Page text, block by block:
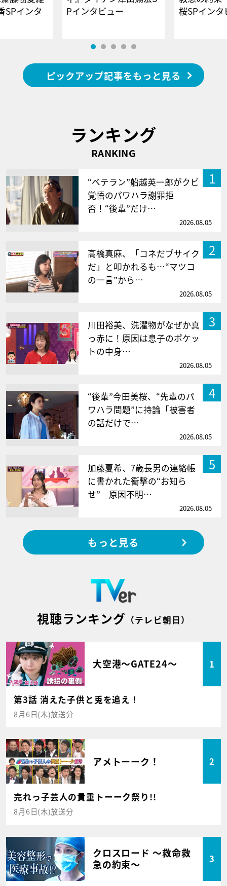
SPインタ
Pインタビュー
桜SPイ
ピックアップ記事をもっと見る
ランキング
RANKING
1
“ベテラン”船越英一郎がクビ
覚悟のパワハラ謝罪拒
否！“後輩”だけ…
2026.08.05
2
高橋真麻、「コネだブサイク
だ」と叩かれるも…“マツコ
の一言”から…
2026.08.05
3
川田裕美、洗濯物がなぜか真
っ赤に！原因は息子のポケッ
トの中身…
2026.08.05
4
“後輩”今田美桜、“先輩のパ
ワハラ問題”に持論「被害者
の話だけで…
2026.08.05
5
加藤夏希、7歳長男の連絡帳
に書かれた衝撃の“お知ら
せ” 原因不明…
2026.08.05
もっと見る
視聴ランキング （テレビ朝日）
大空港～GATE24～ 1
第3話 消えた子供と兎を追え！
8月6日(木)放送分
アメトーーク！ 2
売れっ子芸人の貴重トーーク祭り!!
8月6日(木)放送分
クロスロード ～救命救
急の約束～
3